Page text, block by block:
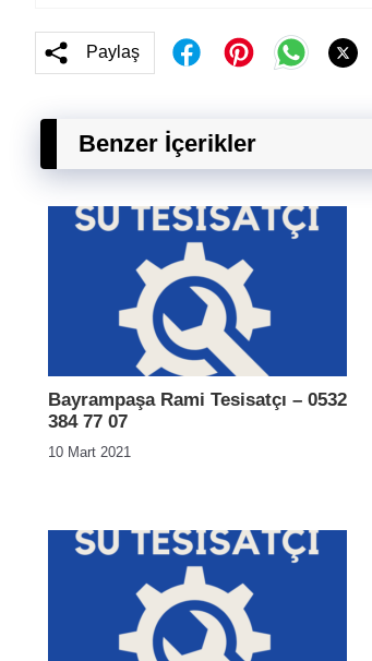
Paylaş
Benzer İçerikler
Bayrampaşa Rami Tesisatçı – 0532
384 77 07
10 Mart 2021